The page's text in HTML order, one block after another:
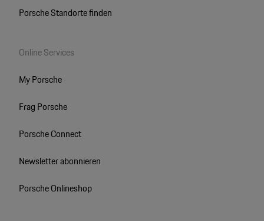
Porsche Standorte finden
Online Services
My Porsche
Frag Porsche
Porsche Connect
Newsletter abonnieren
Porsche Onlineshop